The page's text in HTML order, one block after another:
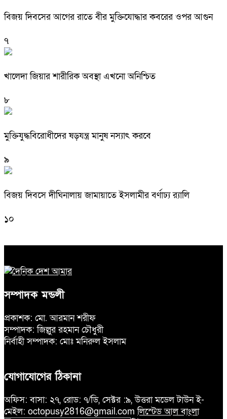
বিজয় দিবসের আগের রাতে বীর মুক্তিযোদ্ধার কবরের ওপর আগুন
৭
খালেদা জিয়ার শারীরিক অবস্থা এখনো অনিশ্চিত
৮
মুক্তিযুদ্ধবিরোধীদের ষড়যন্ত্র মানুষ নস্যাৎ করবে
৯
বিজয় দিবসে দীঘিনালায় জামায়াতে ইসলামীর বর্ণাঢ্য র‍্যালি
১০
সম্পাদক মন্ডলী
প্রকাশক: মো. আরমান শরীফ
সম্পাদক: জিল্লুর রহমান চৌধুরী
নির্বাহী সম্পাদক: মোঃ মনিরুল ইসলাম
যোগাযোগের ঠিকানা
অফিস: বাসা: ২৭, রোড: ৭/ডি, সেক্টর :৯, উত্তরা মডেল টাউন ই-
মেইল: octopusy2816@gmail.comলিস্টেড আল বাংলা